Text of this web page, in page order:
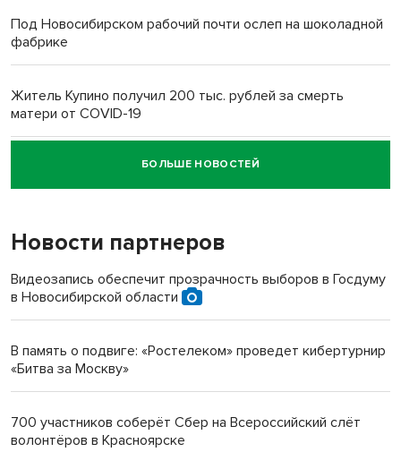
Под Новосибирском рабочий почти ослеп на шоколадной
фабрике
Житель Купино получил 200 тыс. рублей за смерть
матери от COVID-19
Новосибирский суд наказал водителя за смерть
пенсионерки на вокзале
«Мы живём на пастбище!»: в новосибирском селе лошади
терроризируют жителей
Инвалид получил условный срок за избиение врачей
Новосибирский преподаватель с женой вошли в топ-16
БОЛЬШЕ НОВОСТЕЙ
Новости партнеров
Видеозапись обеспечит прозрачность выборов в Госдуму
в Новосибирской области
В память о подвиге: «Ростелеком» проведет кибертурнир
«Битва за Москву»
700 участников соберёт Сбер на Всероссийский слёт
волонтёров в Красноярске